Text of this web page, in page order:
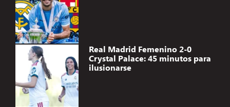
Real Madrid Femenino 2-0
Crystal Palace: 45 minutos para
ilusionarse